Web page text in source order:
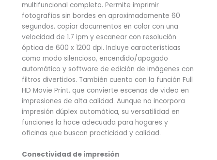
multifuncional completo. Permite imprimir
fotografías sin bordes en aproximadamente 60
segundos, copiar documentos en color con una
velocidad de 1.7 ipm y escanear con resolución
óptica de 600 x 1200 dpi. Incluye características
como modo silencioso, encendido/apagado
automático y software de edición de imágenes con
filtros divertidos. También cuenta con la función Full
HD Movie Print, que convierte escenas de video en
impresiones de alta calidad. Aunque no incorpora
impresión dúplex automática, su versatilidad en
funciones la hace adecuada para hogares y
oficinas que buscan practicidad y calidad.
Conectividad de impresión